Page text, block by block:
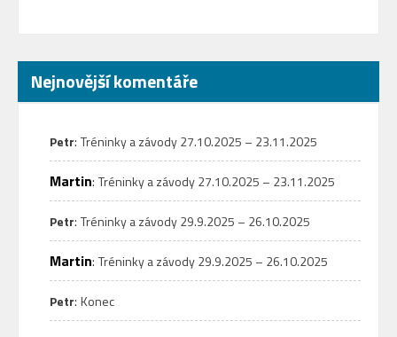
Nejnovější komentáře
Petr: Tréninky a závody 27.10.2025 – 23.11.2025
Martin: Tréninky a závody 27.10.2025 – 23.11.2025
Petr: Tréninky a závody 29.9.2025 – 26.10.2025
Martin: Tréninky a závody 29.9.2025 – 26.10.2025
Petr: Konec